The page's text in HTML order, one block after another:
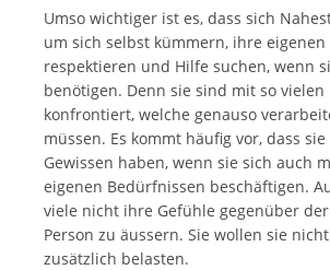
Umso wichtiger ist es, dass sich
um sich selbst kümmern, ihre eigenen
respektieren und Hilfe suchen, wenn
benötigen. Denn sie sind mit so vielen
konfrontiert, welche genauso
müssen. Es kommt häufig vor, dass
Gewissen haben, wenn sie sich auch
eigenen Bedürfnissen beschäftigen.
viele nicht ihre Gefühle gegenüber
Person zu äussern. Sie wollen sie
zusätzlich belasten.